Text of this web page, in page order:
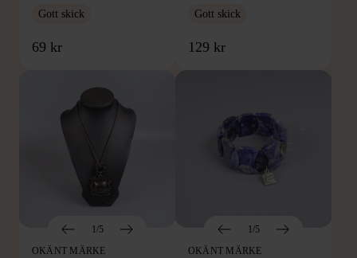
Gott skick
69 kr
Gott skick
129 kr
1/5
OKÄNT MÄRKE
1/5
OKÄNT MÄRKE